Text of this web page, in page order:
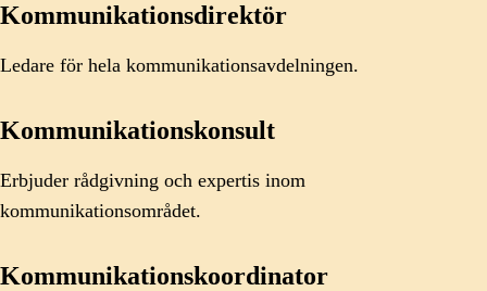
Kommunikationsdirektör
Ledare för hela kommunikationsavdelningen.
Kommunikationskonsult
Erbjuder rådgivning och expertis inom
kommunikationsområdet.
Kommunikationskoordinator